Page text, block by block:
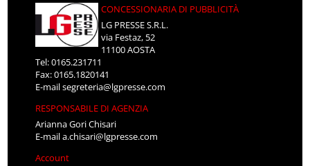
CONCESSIONARIA DI PUBBLICITÀ
LG PRESSE S.R.L.
via Festaz, 52
11100 AOSTA
Tel: 0165.231711
Fax: 0165.1820141
E-mailsegreteria@lgpresse.com
RESPONSABILE DI AGENZIA
Arianna Gori Chisari
E-maila.chisari@lgpresse.com
Account